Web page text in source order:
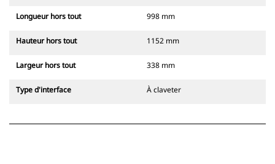
Longueur hors tout 998 mm
Hauteur hors tout 1152 mm
Largeur hors tout 338 mm
Type d'interface À claveter